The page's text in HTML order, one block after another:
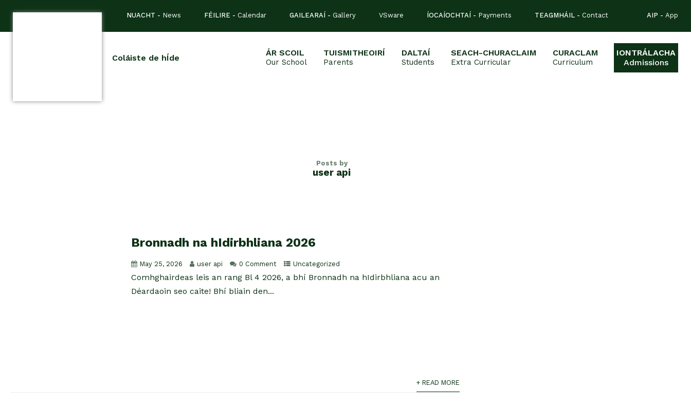
NUACHT - News FÉILIRE - Calendar GAILEARAÍ - Gallery VSware ÍOCAÍOCHTAÍ - Payments TEAGMHÁIL - Contact AIP - App
Coláiste de hÍde
ÁR SCOIL
Our School
TUISMITHEOIRÍ
Parents
DALTAÍ
Students
SEACH-CHURACLAIM
Extra Curricular
CURACLAM
Curriculum
IONTRÁLACHA
Admissions
Posts by
user api
Bronnadh na hIdirbhliana 2026
May 25, 2026 user api 0 Comment Uncategorized
Comhghairdeas leis an rang Bl 4 2026, a bhí Bronnadh na hIdirbhliana acu an
Déardaoin seo caite! Bhí bliain den...
+ READ MORE